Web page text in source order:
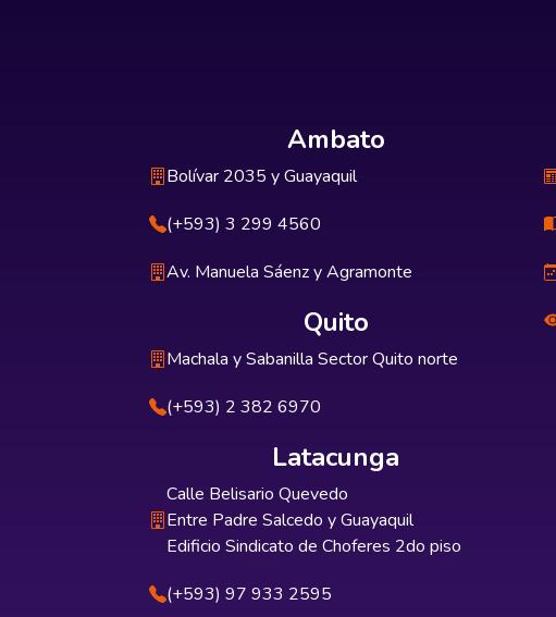
Ambato
Bolívar 2035 y Guayaquil
(+593) 3 299 4560
Av. Manuela Sáenz y Agramonte
Quito
Machala y Sabanilla Sector Quito norte
(+593) 2 382 6970
Latacunga
Calle Belisario Quevedo
Entre Padre Salcedo y Guayaquil
Edificio Sindicato de Choferes 2do piso
(+593) 97 933 2595